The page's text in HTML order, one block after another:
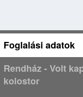
Foglalási adatok
Rendház - Volt
kolostor